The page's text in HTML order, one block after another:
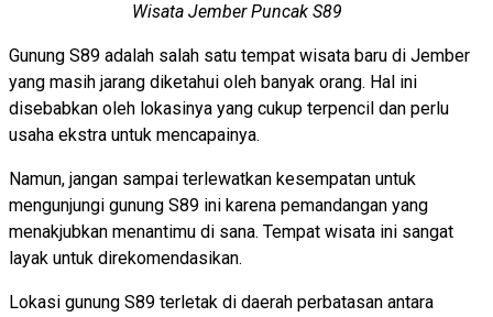
Wisata Jember Puncak S89
Gunung S89 adalah salah satu tempat wisata baru di Jember
yang masih jarang diketahui oleh banyak orang. Hal ini
disebabkan oleh lokasinya yang cukup terpencil dan perlu
usaha ekstra untuk mencapainya.
Namun, jangan sampai terlewatkan kesempatan untuk
mengunjungi gunung S89 ini karena pemandangan yang
menakjubkan menantimu di sana. Tempat wisata ini sangat
layak untuk direkomendasikan.
Lokasi gunung S89 terletak di daerah perbatasan antara